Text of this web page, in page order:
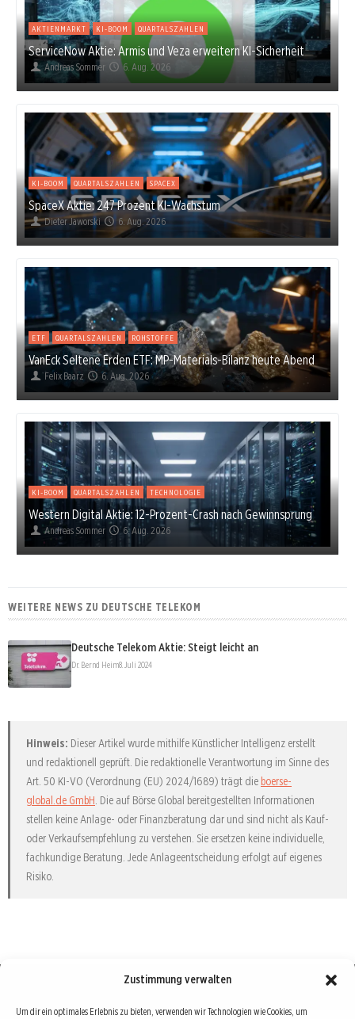
Zustimmung verwalten
Um dir ein optimales Erlebnis zu bieten, verwenden wir Technologien wie Cookies, um
AKTIENMARKT KI-BOOM QUARTALSZAHLEN
ServiceNow Aktie: Armis und Veza erweitern KI-Sicherheit
Andreas Sommer 6. Aug. 2026
KI-BOOM QUARTALSZAHLEN SPACEX
SpaceX Aktie: 247 Prozent KI-Wachstum
Dieter Jaworski 6. Aug. 2026
ETF QUARTALSZAHLEN ROHSTOFFE
VanEck Seltene Erden ETF: MP-Materials-Bilanz heute Abend
Felix Baarz 6. Aug. 2026
KI-BOOM QUARTALSZAHLEN TECHNOLOGIE
Western Digital Aktie: 12-Prozent-Crash nach Gewinnsprung
Andreas Sommer 6. Aug. 2026
WEITERE NEWS ZU DEUTSCHE TELEKOM
Deutsche Telekom Aktie: Steigt leicht an
Dr. Bernd Heim8. Juli 2024
Hinweis: Dieser Artikel wurde mithilfe Künstlicher Intelligenz erstellt
und redaktionell geprüft. Die redaktionelle Verantwortung im Sinne des
Art. 50 KI-VO (Verordnung (EU) 2024/1689) trägt die boerse-
global.de GmbH. Die auf Börse Global bereitgestellten Informationen
stellen keine Anlage- oder Finanzberatung dar und sind nicht als Kauf-
oder Verkaufsempfehlung zu verstehen. Sie ersetzen keine individuelle,
fachkundige Beratung. Jede Anlageentscheidung erfolgt auf eigenes
Risiko.
Börse : lokal, international, global